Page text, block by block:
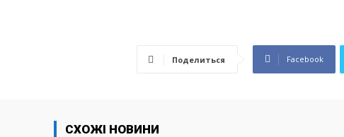
Поделиться Facebook
СХОЖІ НОВИНИ